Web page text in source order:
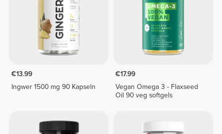
€13.99
Ingwer 1500 mg 90 Kapseln
€17.99
Vegan Omega 3 - Flaxseed
Oil 90 veg softgels